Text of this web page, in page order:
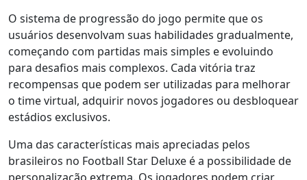
O sistema de progressão do jogo permite que os
usuários desenvolvam suas habilidades gradualmente,
começando com partidas mais simples e evoluindo
para desafios mais complexos. Cada vitória traz
recompensas que podem ser utilizadas para melhorar
o time virtual, adquirir novos jogadores ou desbloquear
estádios exclusivos.
Uma das características mais apreciadas pelos
brasileiros no Football Star Deluxe é a possibilidade de